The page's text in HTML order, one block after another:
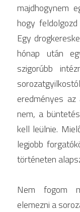
majdhogynem
hogy
Egy
hónap után
szigorúbb
eredményes az
nem, a
kell leülnie.
legjobb
történeten
Nem fogom
elemezni a